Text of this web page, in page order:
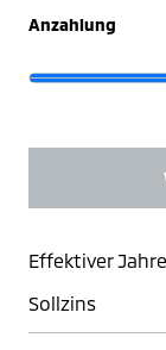
Anzahlung
Effektiver
Sollzins